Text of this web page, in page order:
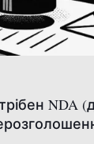
NDA